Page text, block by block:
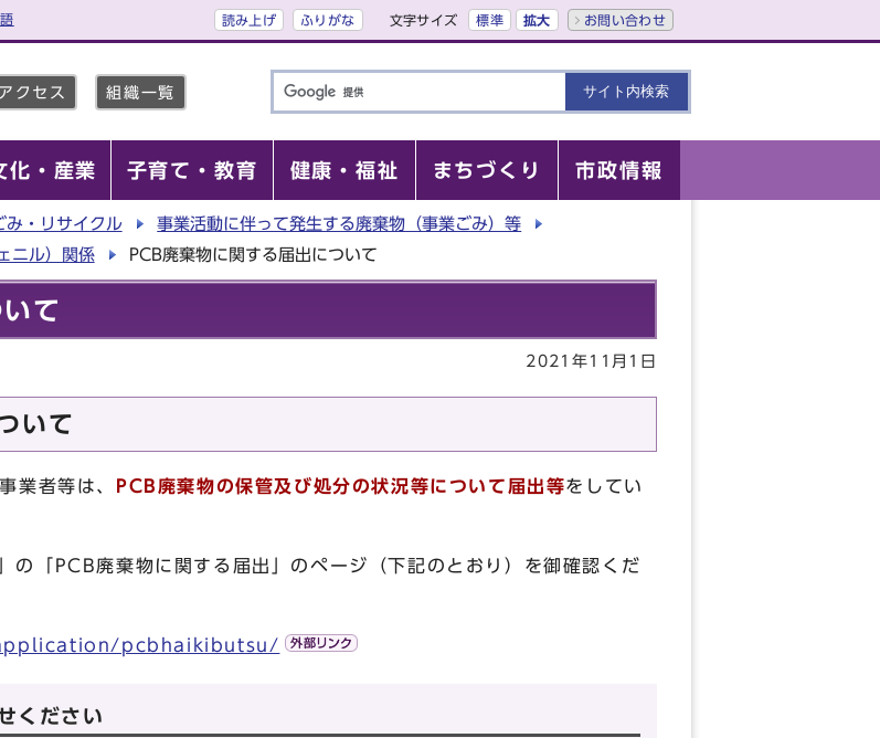
読み上げ ふりがな 文字サイズ 標準 拡大 お問い合わせ
クセス 組織一覧
化・産業 子育て・教育 健康・福祉 まちづくり 市政情報
み・リサイクル
事業活動に伴って発生する廃棄物（事業ごみ）等
ニル）関係 PCB廃棄物に関する届出について
て
2021年11月1日
いて
業者等は、 PCB廃棄物の保管及び処分の状況等について届出等をしてい
の「PCB廃棄物に関する届出」のページ（下記のとおり）を御確認くだ
pcbhaikibutsu/
ください